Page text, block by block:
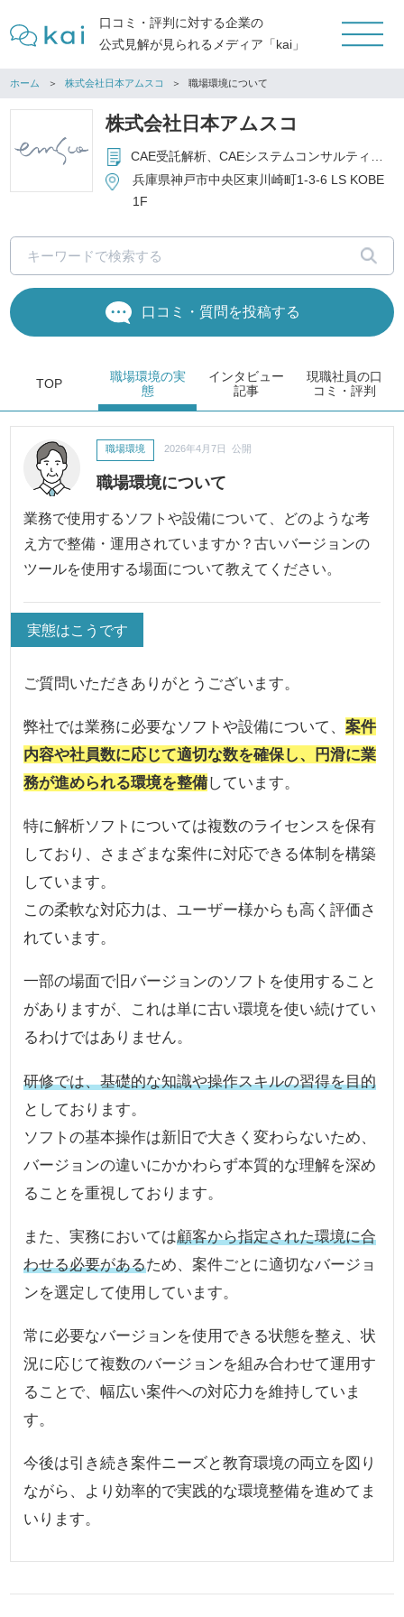
口コミ・評判に対する企業の
公式見解が見られるメディア「kai」
ホーム 株式会社日本アムスコ 職場環境について
株式会社日本アムスコ
CAE受託解析、CAEシステムコンサルティング、CAEエンジニアのお客様先業務
兵庫県神戸市中央区東川崎町1-3-6 LS KOBE
1F
口コミ・質問を投稿する
TOP
職場環境の実
態
インタビュー
記事
現職社員の口
コミ・評判
職場環境について
職場環境 2026年4月7日 公開
業務で使用するソフトや設備について、どのような考
え方で整備・運用されていますか？古いバージョンの
ツールを使用する場面について教えてください。
実態はこうです
ご質問いただきありがとうございます。
弊社では業務に必要なソフトや設備について、案件
内容や社員数に応じて適切な数を確保し、円滑に業
務が進められる環境を整備しています。
特に解析ソフトについては複数のライセンスを保有
しており、さまざまな案件に対応できる体制を構築
しています。
この柔軟な対応力は、ユーザー様からも高く評価さ
れています。
一部の場面で旧バージョンのソフトを使用すること
がありますが、これは単に古い環境を使い続けてい
るわけではありません。
研修では、基礎的な知識や操作スキルの習得を目的
としております。
ソフトの基本操作は新旧で大きく変わらないため、
バージョンの違いにかかわらず本質的な理解を深め
ることを重視しております。
また、実務においては顧客から指定された環境に合
わせる必要があるため、案件ごとに適切なバージョ
ンを選定して使用しています。
常に必要なバージョンを使用できる状態を整え、状
況に応じて複数のバージョンを組み合わせて運用す
ることで、幅広い案件への対応力を維持していま
す。
今後は引き続き案件ニーズと教育環境の両立を図り
ながら、より効率的で実践的な環境整備を進めてま
いります。